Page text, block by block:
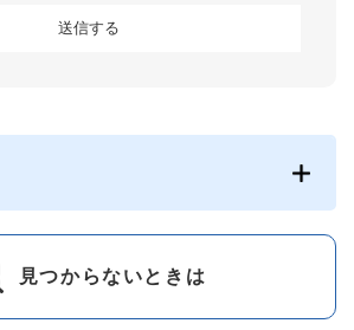
見つからないときは